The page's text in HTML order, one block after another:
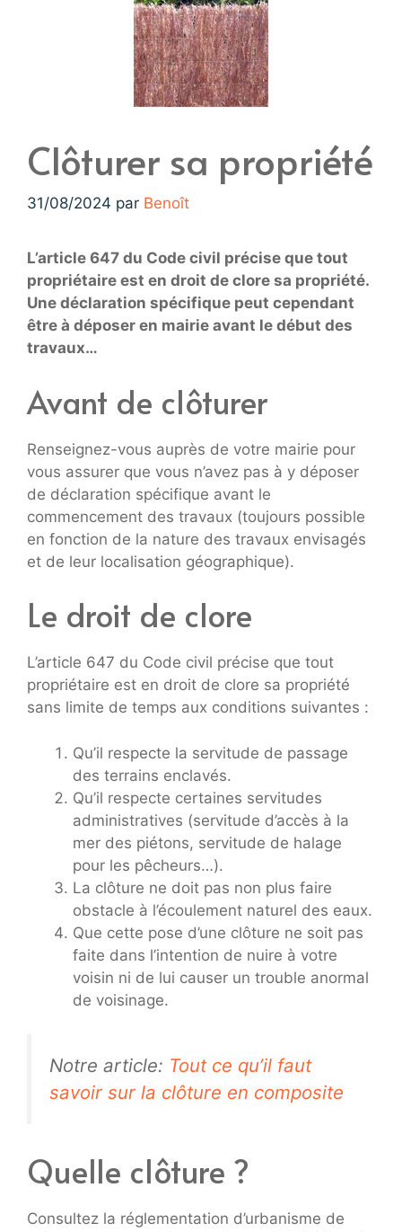
Clôturer sa propriété
31/08/2024 par Benoît
L’article 647 du Code civil précise que tout
propriétaire est en droit de clore sa propriété.
Une déclaration spécifique peut cependant
être à déposer en mairie avant le début des
travaux…
Avant de clôturer
Renseignez-vous auprès de votre mairie pour
vous assurer que vous n’avez pas à y déposer
de déclaration spécifique avant le
commencement des travaux (toujours possible
en fonction de la nature des travaux envisagés
et de leur localisation géographique).
Le droit de clore
L’article 647 du Code civil précise que tout
propriétaire est en droit de clore sa propriété
sans limite de temps aux conditions suivantes :
Qu’il respecte la servitude de passage
des terrains enclavés.
Qu’il respecte certaines servitudes
administratives (servitude d’accès à la
mer des piétons, servitude de halage
pour les pêcheurs…).
La clôture ne doit pas non plus faire
obstacle à l’écoulement naturel des eaux.
Que cette pose d’une clôture ne soit pas
faite dans l’intention de nuire à votre
voisin ni de lui causer un trouble anormal
de voisinage.
Notre article: Tout ce qu’il faut
savoir sur la clôture en composite
Quelle clôture ?
Consultez la réglementation d’urbanisme de